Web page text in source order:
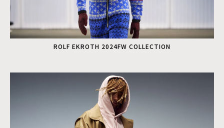
ROLF EKROTH 2024FW COLLECTION